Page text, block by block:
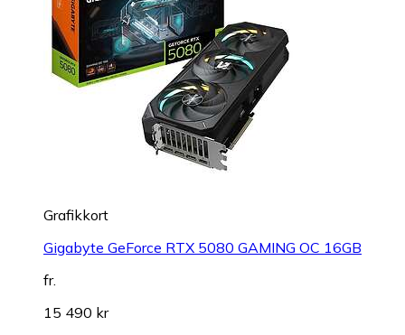
Grafikkort
Gigabyte GeForce RTX 5080 GAMING OC 16GB
fr.
15 490 kr